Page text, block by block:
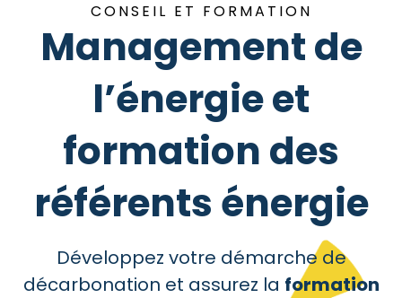
CONSEIL ET FORMATION
Management de
l’énergie et
formation des
référents énergie
Développez votre démarche de
décarbonation et assurez la formation